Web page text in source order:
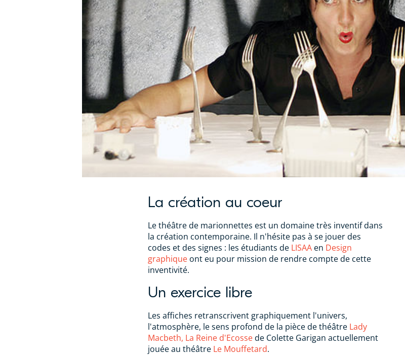
La création au coeur
Le théâtre de marionnettes est un domaine très inventif dans
la création contemporaine. Il n'hésite pas à se jouer des
codes et des signes : les étudiants de LISAA en Design
graphique ont eu pour mission de rendre compte de cette
inventivité.
Un exercice libre
Les affiches retranscrivent graphiquement l'univers,
l'atmosphère, le sens profond de la pièce de théâtre Lady
Macbeth, La Reine d'Ecossede Colette Garigan actuellement
jouée au théâtre Le Mouffetard.